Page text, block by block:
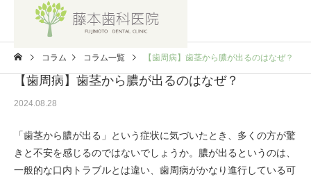
コラム コラム一覧 【歯周病】歯茎から膿が出るのはなぜ？
【歯周病】歯茎から膿が出るのはなぜ？
2024.08.28
「歯茎から膿が出る」という症状に気づいたとき、多くの方が驚
きと不安を感じるのではないでしょうか。膿が出るというのは、
一般的な口内トラブルとは違い、歯周病がかなり進行している可